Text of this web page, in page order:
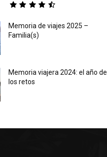
Memoria de viajes 2025 –
Familia(s)
Memoria viajera 2024: el año de
los retos